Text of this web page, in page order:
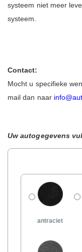
systeem niet meer
systeem.
Contact:
Mocht u specifieke
mail dan naar
Uw autogegevens
antraciet